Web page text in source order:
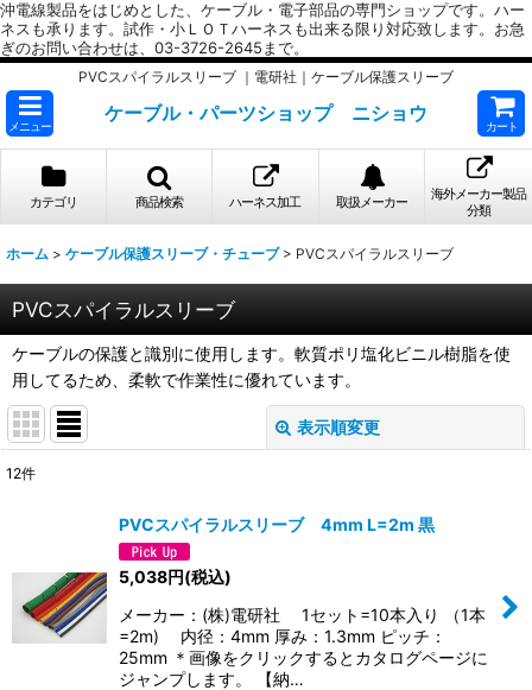
沖電線製品をはじめとした、ケーブル・電子部品の専門ショップです。ハー
ネスも承ります。試作・小ＬＯＴハーネスも出来る限り対応致します。お急
ぎのお問い合わせは、03-3726-2645まで。
PVCスパイラルスリーブ ｜電研社｜ケーブル保護スリーブ
メニュー
ケーブル・パーツショップ ニショウ
カート
カテゴリ 商品検索 ハーネス加工 取扱メーカー
海外メーカー製品
分類
ホーム > ケーブル保護スリーブ・チューブ > PVCスパイラルスリーブ
PVCスパイラルスリーブ
ケーブルの保護と識別に使用します。軟質ポリ塩化ビニル樹脂を使
用してるため、柔軟で作業性に優れています。
表示順変更
絞り込む
12件
PVCスパイラルスリーブ 4mm L=2m 黒
5,038円(税込)
メーカー：(株)電研社 1セット=10本入り （1本
=2m) 内径：4mm 厚み：1.3mm ピッチ：
25mm ＊画像をクリックするとカタログページに
ジャンプします。 【納…